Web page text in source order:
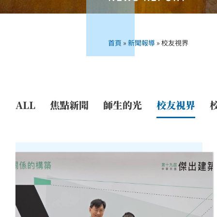
首頁 »新聞報導 »校友視界
ALL 焦點新聞 師生的光 校友視界